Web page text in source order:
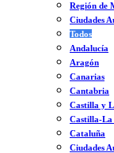
Región de
Ciudades
Todos
Andalucía
Aragón
Canarias
Cantabria
Castilla y
Castilla-La
Cataluña
Ciudades